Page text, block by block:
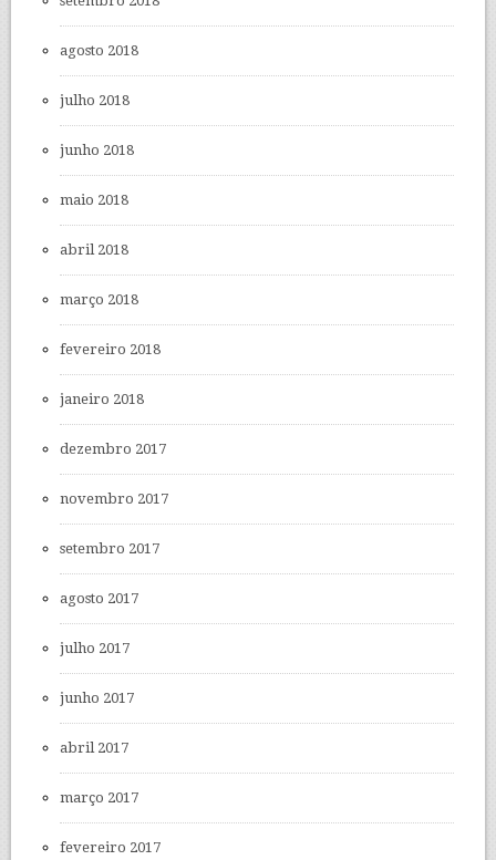
agosto 2018
julho 2018
junho 2018
maio 2018
abril 2018
março 2018
fevereiro 2018
janeiro 2018
dezembro 2017
novembro 2017
setembro 2017
agosto 2017
julho 2017
junho 2017
abril 2017
março 2017
fevereiro 2017